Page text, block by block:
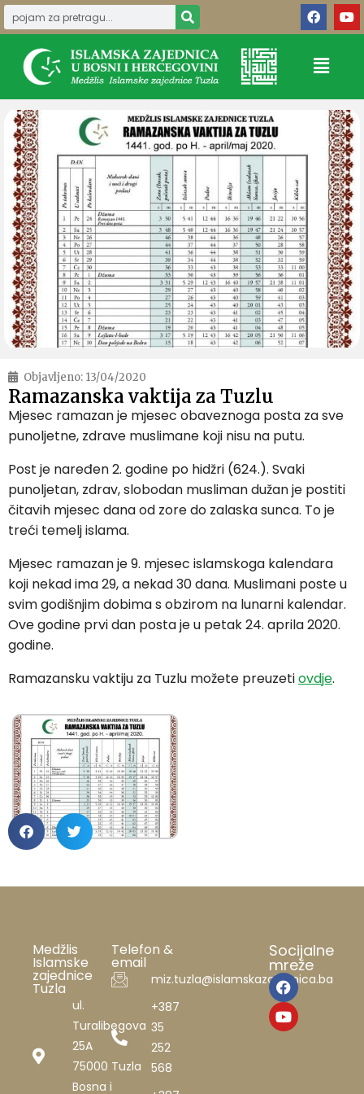
Objavljeno: 13/04/2020
Ramazanska vaktija za Tuzlu
Mjesec ramazan je mjesec obaveznoga posta za sve
punoljetne, zdrave muslimane koji nisu na putu.
Post je naređen 2. godine po hidžri (624.). Svaki
punoljetan, zdrav, slobodan musliman dužan je postiti
čitavih mjesec dana od zore do zalaska sunca. To je
treći temelj islama.
Mjesec ramazan je 9. mjesec islamskoga kalendara
koji nekad ima 29, a nekad 30 dana. Muslimani poste u
svim godišnjim dobima s obzirom na lunarni kalendar.
Ove godine prvi dan posta je u petak 24. aprila 2020.
godine.
Ramazansku vaktiju za Tuzlu možete preuzetiovdje.
Medžlis
Islamske
zajednice
Tuzla
ul.
Turalibegova
25A
75000 Tuzla
Bosna i
Telefon &
email
miz.tuzla@islamskazajednica.ba
+387
35
252
568
Socijalne
mreže